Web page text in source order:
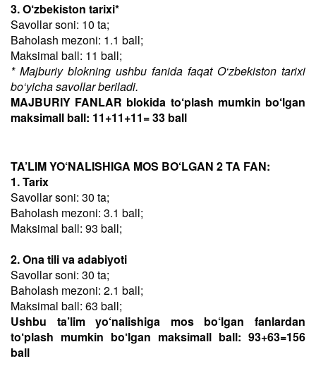
3. O‘zbekiston tarixi*
Savollar soni: 10 ta;
Baholash mezoni: 1.1 ball;
Maksimal ball: 11 ball;
* Majburiy blokning ushbu fanida faqat O‘zbekiston tarixi
bo‘yicha savollar beriladi.
MAJBURIY FANLAR blokida to‘plash mumkin bo‘lgan
maksimall ball: 11+11+11= 33 ball
TA’LIM YO‘NALISHIGA MOS BO‘LGAN 2 TA FAN:
1. Tarix
Savollar soni: 30 ta;
Baholash mezoni: 3.1 ball;
Maksimal ball: 93 ball;
2. Ona tili va adabiyoti
Savollar soni: 30 ta;
Baholash mezoni: 2.1 ball;
Maksimal ball: 63 ball;
Ushbu ta’lim yo‘nalishiga mos bo‘lgan fanlardan
to‘plash mumkin bo‘lgan maksimall ball: 93+63=156
ball